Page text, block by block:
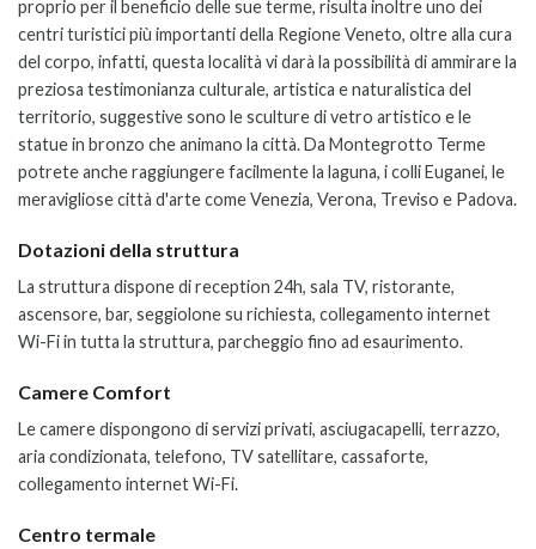
proprio per il beneficio delle sue terme, risulta inoltre uno dei
centri turistici più importanti della Regione Veneto, oltre alla cura
del corpo, infatti, questa località vi darà la possibilità di ammirare la
preziosa testimonianza culturale, artistica e naturalistica del
territorio, suggestive sono le sculture di vetro artistico e le
statue in bronzo che animano la città. Da Montegrotto Terme
potrete anche raggiungere facilmente la laguna, i colli Euganei, le
meravigliose città d'arte come Venezia, Verona, Treviso e Padova.
Dotazioni della struttura
La struttura dispone di reception 24h, sala TV, ristorante,
ascensore, bar, seggiolone su richiesta, collegamento internet
Wi-Fi in tutta la struttura, parcheggio fino ad esaurimento.
Camere Comfort
Le camere dispongono di servizi privati, asciugacapelli, terrazzo,
aria condizionata, telefono, TV satellitare, cassaforte,
collegamento internet Wi-Fi.
Centro termale